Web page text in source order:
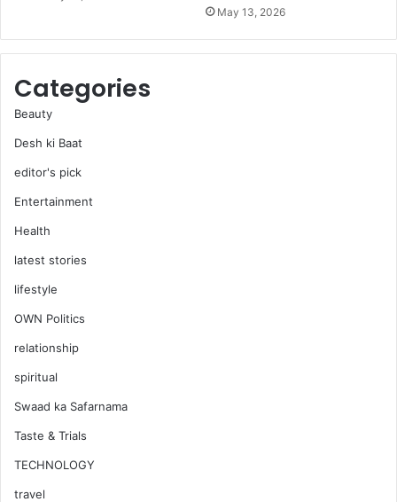
ବଂ
ଆ
ମ
ପା
ନ୍ତୁ
May 13, 2026
Categories
Beauty
Desh ki Baat
editor's pick
Entertainment
Health
latest stories
lifestyle
OWN Politics
relationship
spiritual
Swaad ka Safarnama
Taste & Trials
TECHNOLOGY
travel